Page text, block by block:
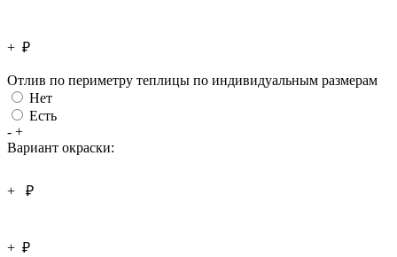
+ ₽
Отлив по периметру теплицы по индивидуальным размерам
Нет
Есть
- +
Вариант окраски:
+ ₽
+ ₽